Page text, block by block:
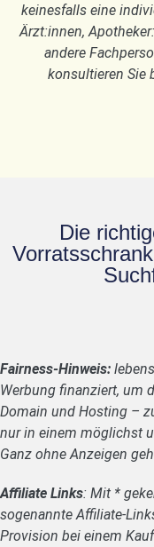
keinesfalls eine
Ärzt:innen,
andere
konsultieren Sie
Die
Fairness-Hinweis:
Werbung finanziert, um
Domain und Hosting –
nur in einem möglichst
Ganz ohne Anzeigen
Affiliate Links: Mit *
sogenannte Affiliate-
Provision bei einem